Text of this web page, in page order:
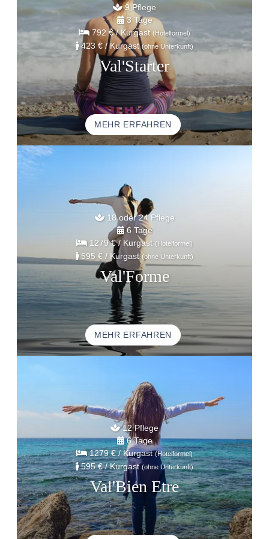
Val'Starter
9 Pflege
3 Tage
792 €/ Kurgast(Hotelformel)
423 € / Kurgast(ohne Unterkunft)
MEHR ERFAHREN
Val'Forme
18 oder 24 Pflege
6 Tage
1279 €/ Kurgast (Hotelformel)
595 € / Kurgast(ohne Unterkunft)
MEHR ERFAHREN
Val'Bien Etre
12 Pflege
6 Tage
1279 €/ Kurgast(Hotelformel)
595 €/ Kurgast(ohne Unterkunft)